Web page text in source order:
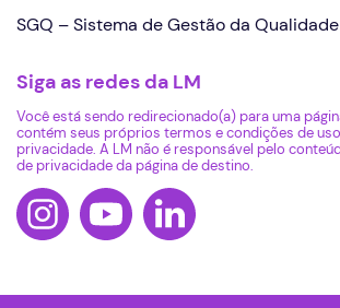
SGQ – Sistema de Gestão da Qualidade
Siga as redes da LM
Você está sendo redirecionado(a) para uma
contém seus próprios termos e condições de
privacidade. A LM não é responsável pelo
de privacidade da página de destino.